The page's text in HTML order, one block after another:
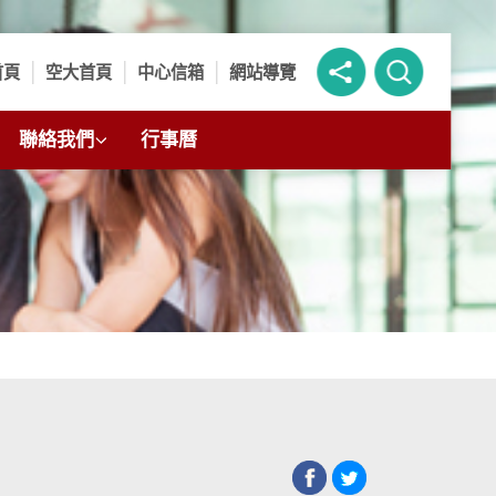
空大首頁 中心信箱 網站導覽
聯絡我們 行事曆